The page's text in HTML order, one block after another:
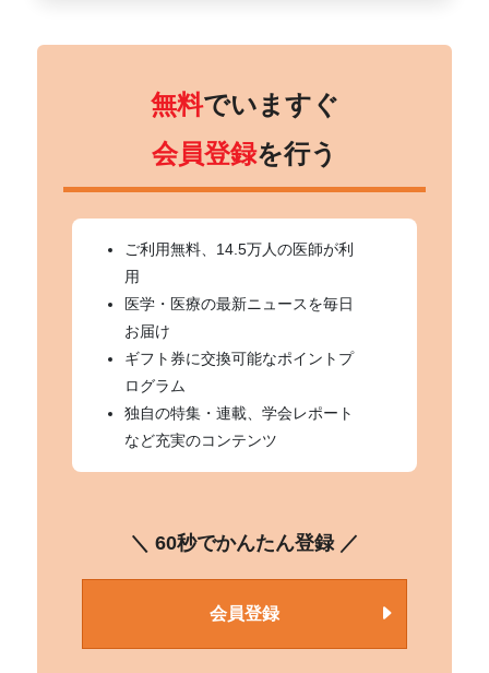
無料でいますぐ
会員登録を行う
ご利用無料、14.5万人の医師が利
用
医学・医療の最新ニュースを毎日
お届け
ギフト券に交換可能なポイントプ
ログラム
独自の特集・連載、学会レポート
など充実のコンテンツ
＼ 60秒でかんたん登録 ／
会員登録